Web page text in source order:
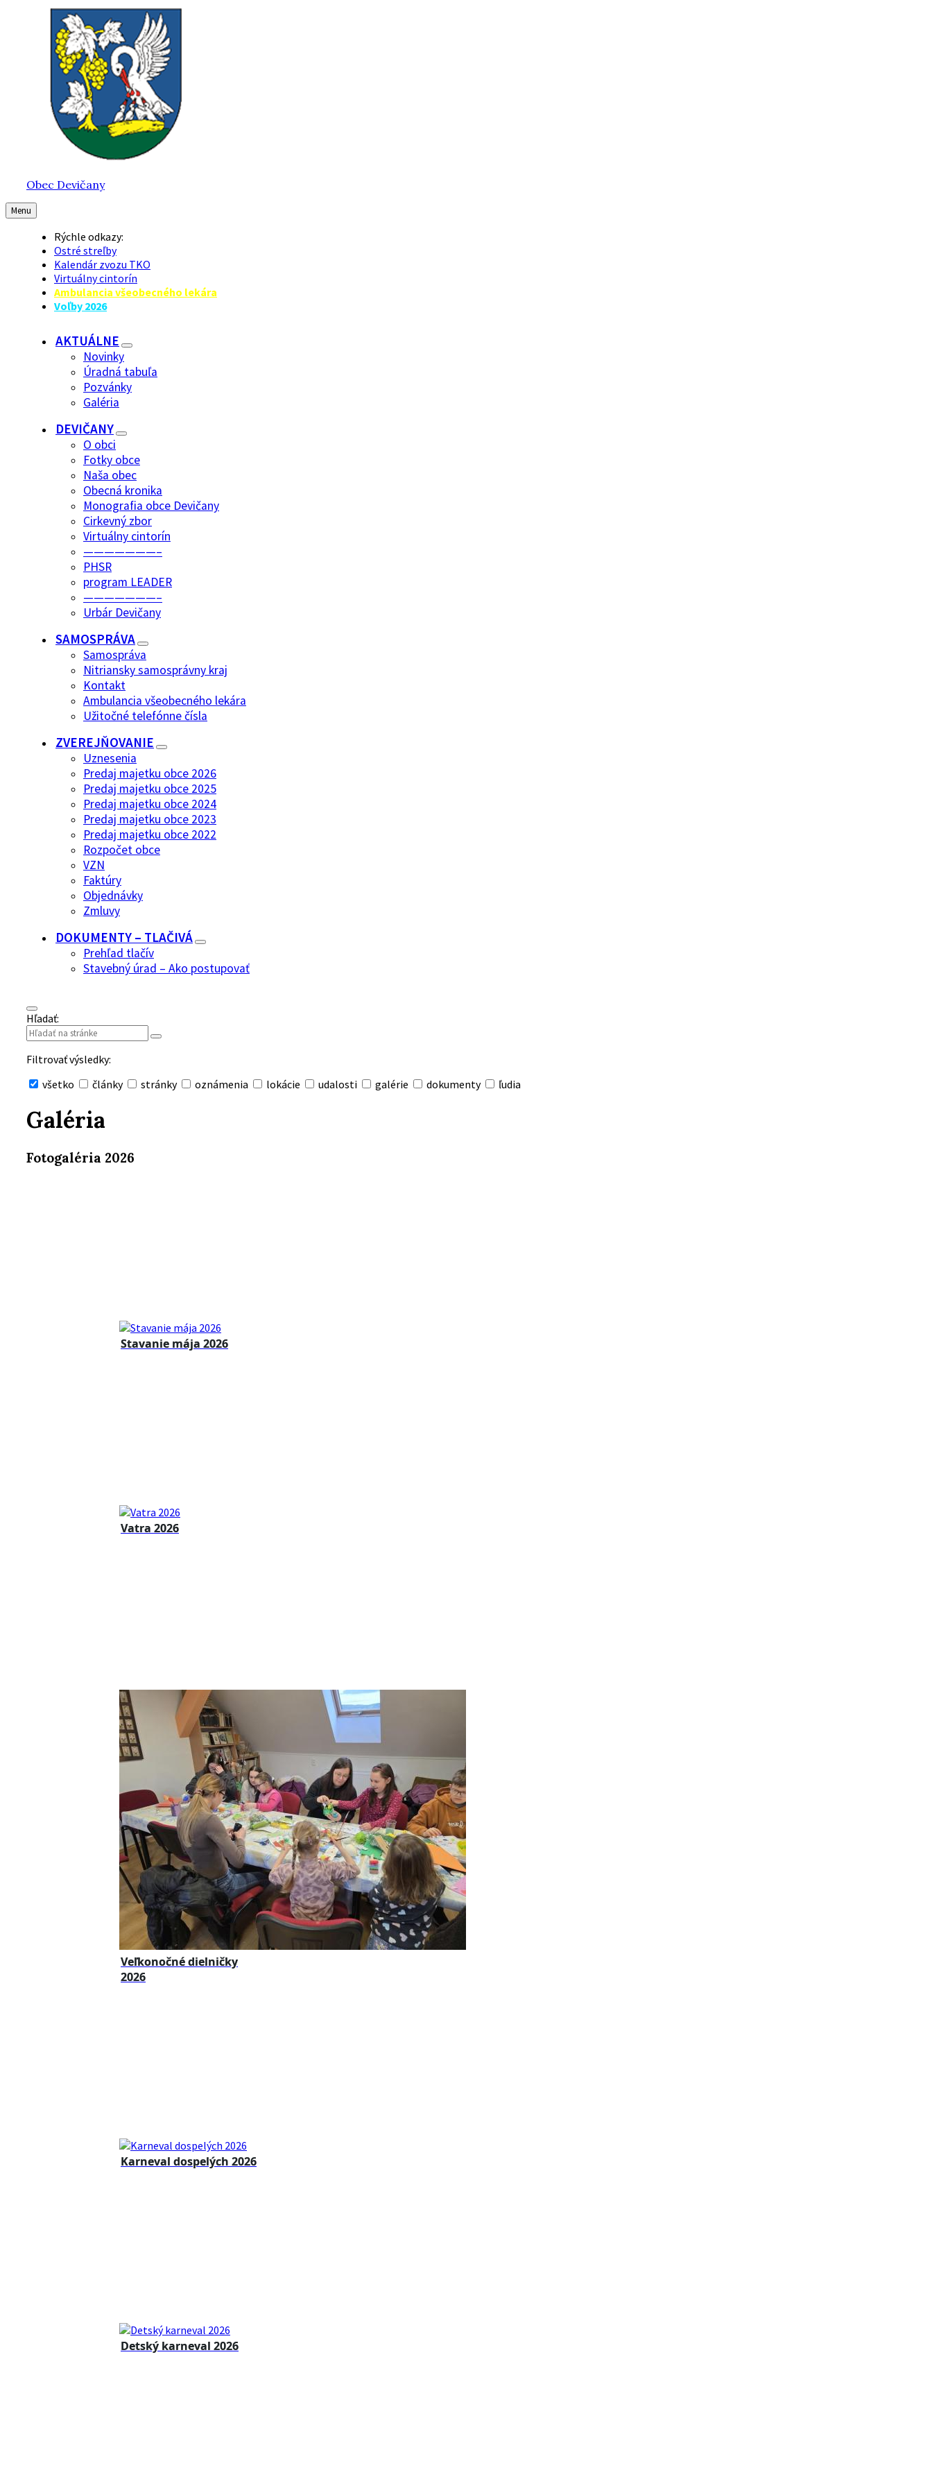
Obec Devičany
Menu
Rýchle odkazy:
Ostré streľby
Kalendár zvozu TKO
Virtuálny cintorín
Ambulancia všeobecného lekára
Voľby 2026
AKTUÁLNE
Novinky
Úradná tabuľa
Pozvánky
Galéria
DEVIČANY
O obci
Fotky obce
Naša obec
Obecná kronika
Monografia obce Devičany
Cirkevný zbor
Virtuálny cintorín
———————–
PHSR
program LEADER
———————–
Urbár Devičany
SAMOSPRÁVA
Samospráva
Nitriansky samosprávny kraj
Kontakt
Ambulancia všeobecného lekára
Užitočné telefónne čísla
ZVEREJŇOVANIE
Uznesenia
Predaj majetku obce 2026
Predaj majetku obce 2025
Predaj majetku obce 2024
Predaj majetku obce 2023
Predaj majetku obce 2022
Rozpočet obce
VZN
Faktúry
Objednávky
Zmluvy
DOKUMENTY – TLAČIVÁ
Prehľad tlačív
Stavebný úrad – Ako postupovať
Hľadať:
Filtrovať výsledky:
všetko
články stránky oznámenia lokácie udalosti galérie dokumenty ľudia
vyhľadávanie
Galéria
Fotogaléria 2026
Stavanie mája 2026
Vatra 2026
Veľkonočné dielničky
2026
Karneval dospelých 2026
Detský karneval 2026